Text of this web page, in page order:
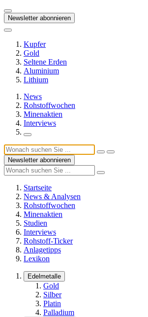
Newsletter abonnieren
Kupfer
Gold
Seltene Erden
Aluminium
Lithium
News
Rohstoffwochen
Minenaktien
Interviews
Newsletter abonnieren
Startseite
News & Analysen
Rohstoffwochen
Minenaktien
Studien
Interviews
Rohstoff-Ticker
Anlagetipps
Lexikon
Edelmetalle
Gold
Silber
Platin
Palladium